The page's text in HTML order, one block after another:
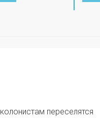
переселятся